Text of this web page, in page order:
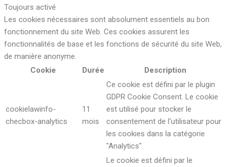
Toujours activé
Les cookies nécessaires sont absolument essentiels au bon
fonctionnement du site Web. Ces cookies assurent les
fonctionnalités de base et les fonctions de sécurité du site Web,
de manière anonyme.
Cookie
Durée Description
cookielawinfo-
checbox-analytics
11
mois
Ce cookie est défini par le plugin
GDPR Cookie Consent. Le cookie
est utilisé pour stocker le
consentement de l'utilisateur pour
les cookies dans la catégorie
"Analytics".
Le cookie est défini par le